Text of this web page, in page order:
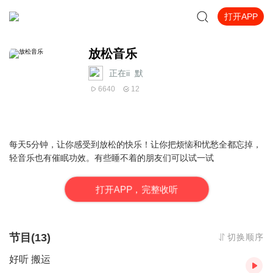
打开APP
放松音乐
正在ii_默
6640 12
每天5分钟，让你感受到放松的快乐！让你把烦恼和忧愁全都忘掉，
轻音乐也有催眠功效。有些睡不着的朋友们可以试一试
打开APP，完整收听
节目(13) 切换顺序
好听 搬运